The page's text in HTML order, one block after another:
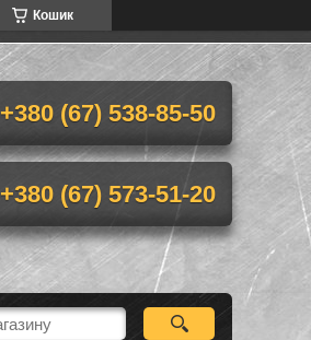
Кошик
+380 (67) 538-85-50
+380 (67) 573-51-20